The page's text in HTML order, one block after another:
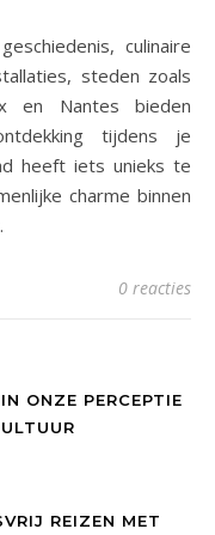
culinaire
steden zoals
en Nantes bieden
tijdens je
heeft iets unieks te
charme binnen
0 reacties
ONZE PERCEPTIE
REIZEN MET